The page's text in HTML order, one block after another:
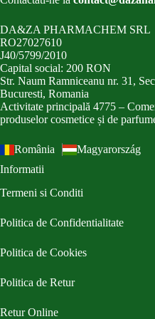
DA&ZA PHARMACHEM SRL
RO27027610
J40/5799/2010
Capital social: 200 RON
Str. Naum Ramniceanu nr. 31,
Bucuresti, Romania
Activitate principală 4775 –
produselor cosmetice și de
România
Magyarország
Informatii
Termeni si Conditi
Politica de Confidentialitate
Politica de Cookies
Politica de Retur
Retur Online